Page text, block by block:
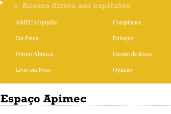
Acesso direto aos capítulos
AMEC | Opinião Compliance
Em Pauta
Enfoque
Fórum Abrasca
Gestão de Risco
Livro em Foco
Opinião
Espaço Apimec